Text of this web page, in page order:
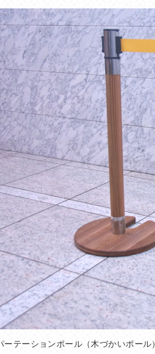
ーテーションポール（木づかいポール）